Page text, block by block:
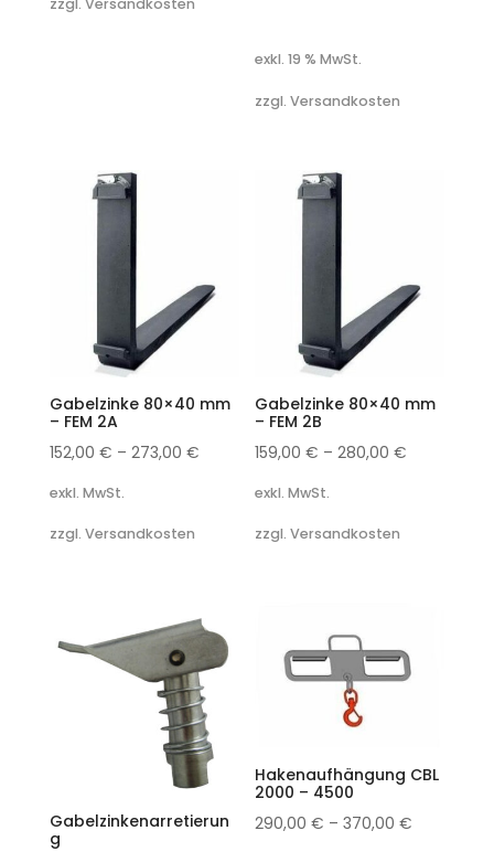
zzgl. Versandkosten
exkl. 19 % MwSt.
zzgl. Versandkosten
Gabelzinke 80×40 mm
– FEM 2A
152,00 € – 273,00 €
exkl. MwSt.
zzgl. Versandkosten
Gabelzinke 80×40 mm
– FEM 2B
159,00€ –280,00€
exkl. MwSt.
zzgl. Versandkosten
Gabelzinkenarretierun
g
Hakenaufhängung CBL
2000 – 4500
290,00€ –370,00€